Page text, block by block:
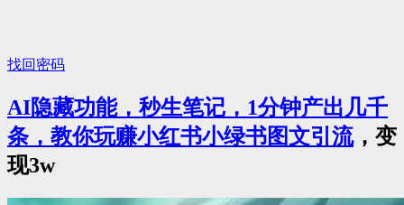
找回密码
AI隐藏功能，秒生笔记，1分钟产出几千
条，教你玩赚小红书小绿书图文引流，变
现3w